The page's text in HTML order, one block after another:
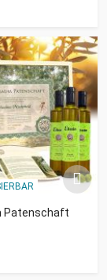
Patenschaft